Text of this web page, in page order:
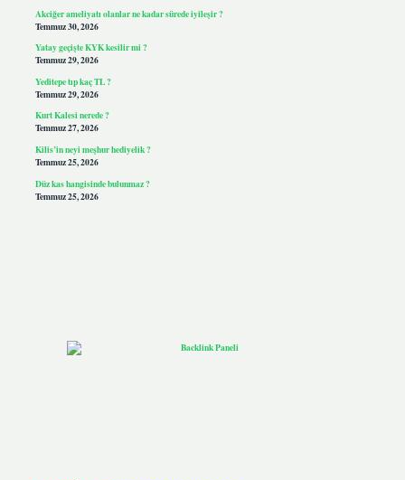
Akciğer ameliyatı olanlar ne kadar sürede iyileşir ?
Temmuz 30, 2026
Yatay geçişte KYK kesilir mi ?
Temmuz 29, 2026
Yeditepe tıp kaç TL ?
Temmuz 29, 2026
Kurt Kalesi nerede ?
Temmuz 27, 2026
Kilis’in neyi meşhur hediyelik ?
Temmuz 25, 2026
Düz kas hangisinde bulunmaz ?
Temmuz 25, 2026